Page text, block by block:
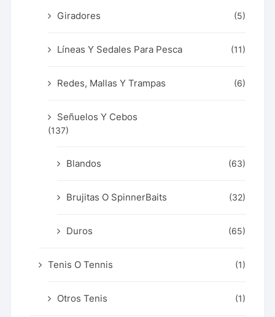
Giradores (5)
Líneas Y Sedales Para Pesca (11)
Redes, Mallas Y Trampas (6)
Señuelos Y Cebos
(137)
Blandos (63)
Brujitas O SpinnerBaits (32)
Duros (65)
Tenis O Tennis (1)
Otros Tenis (1)